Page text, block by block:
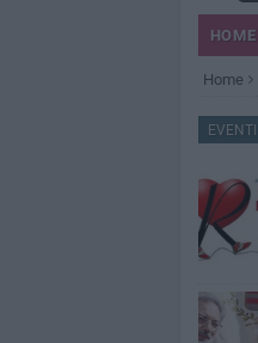
HOME
Home
EVENTI